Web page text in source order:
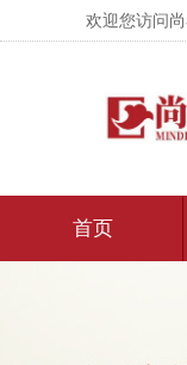
欢迎您访问
首页